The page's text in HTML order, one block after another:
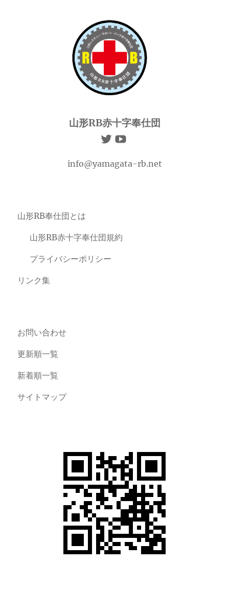
山形RB赤十字奉仕団
info@yamagata-rb.net
山形RB奉仕団とは
山形RB赤十字奉仕団規約
プライバシーポリシー
リンク集
お問い合わせ
更新順一覧
新着順一覧
サイトマップ